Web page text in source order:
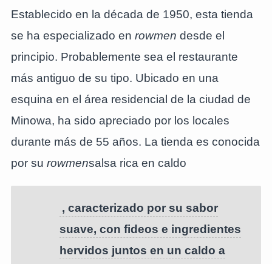
Establecido en la década de 1950, esta tienda
se ha especializado en rowmen desde el
principio. Probablemente sea el restaurante
más antiguo de su tipo. Ubicado en una
esquina en el área residencial de la ciudad de
Minowa, ha sido apreciado por los locales
durante más de 55 años. La tienda es conocida
por su rowmensalsa rica en caldo
, caracterizado por su sabor
suave, con fideos e ingredientes
hervidos juntos en un caldo a